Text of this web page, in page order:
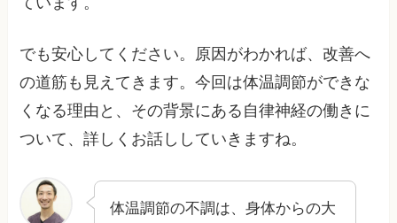
でも安心してください。原因がわかれば、改善へ
の道筋も見えてきます。今回は体温調節ができな
くなる理由と、その背景にある自律神経の働きに
ついて、詳しくお話ししていきますね。
体温調節の不調は、身体からの大